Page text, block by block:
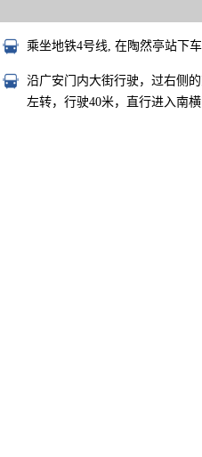
乘坐地铁4号线, 在陶然亭站下
沿广安门内大街行驶，过右侧
左转，行驶40米，直行进入南